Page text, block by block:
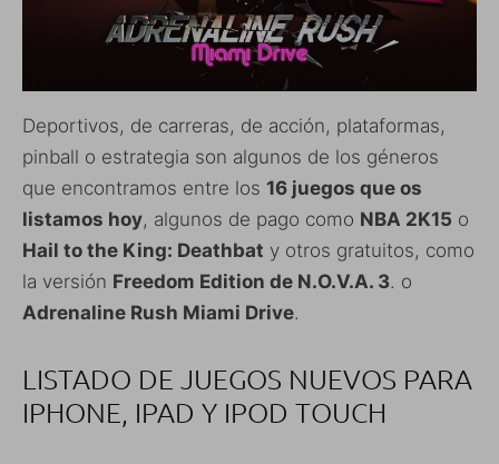
Deportivos, de carreras, de acción, plataformas,
pinball o estrategia son algunos de los géneros
que encontramos entre los 16 juegos que os
listamos hoy, algunos de pago como NBA 2K15 o
Hail to the King: Deathbat y otros gratuitos, como
la versión Freedom Edition de N.O.V.A. 3. o
Adrenaline Rush Miami Drive.
LISTADO DE JUEGOS NUEVOS PARA
IPHONE, IPAD Y IPOD TOUCH